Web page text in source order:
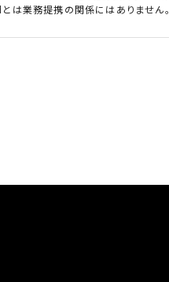
は業務提携の関係にはありません。